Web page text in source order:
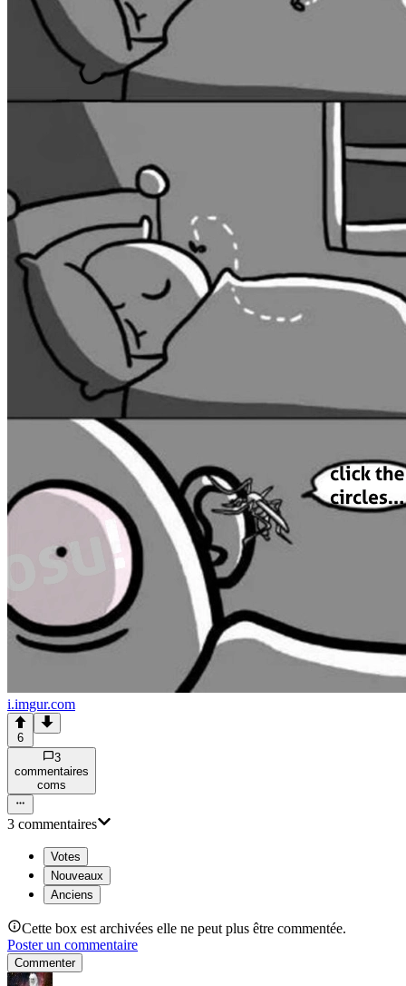
i.imgur.com
6
3
commentaires
coms
3 commentaires
Votes
Nouveaux
Anciens
Cette box est archivées elle ne peut plus être commentée.
Poster un commentaire
Commenter